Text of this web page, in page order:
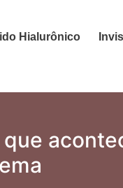
Hialurônico